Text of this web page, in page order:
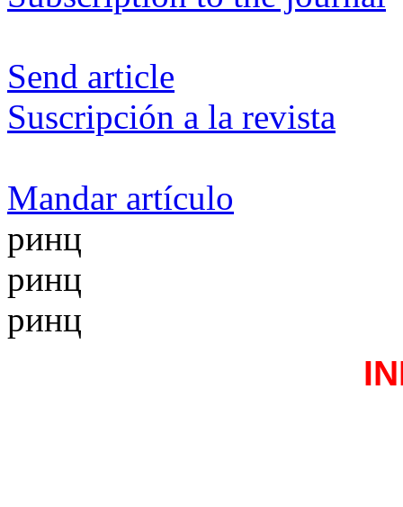
Send article
Suscripción a la revista
Mandar artículo
ринц
ринц
ринц